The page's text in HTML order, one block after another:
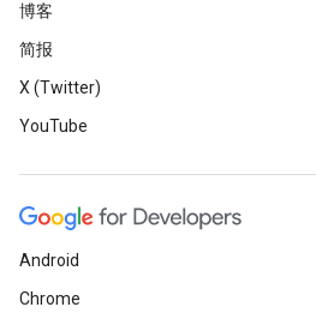
博客
简报
X (Twitter)
YouTube
Android
Chrome